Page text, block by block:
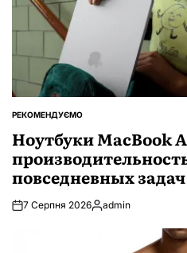
ОПУБЛІКУВАТИ
РЕКОМЕНДУЄМО
Ноутбуки MacBook
повседневных задач
7 Серпня 2026Опубліковано
admin